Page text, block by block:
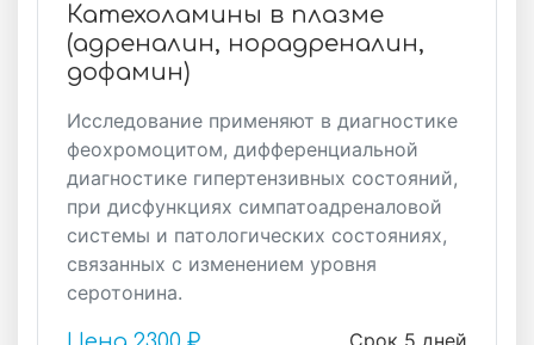
Катехоламины в плазме
(адреналин, норадреналин,
дофамин)
Исследование применяют в диагностике
феохромоцитом, дифференциальной
диагностике гипертензивных состояний,
при дисфункциях симпатоадреналовой
системы и патологических состояниях,
связанных с изменением уровня
серотонина.
Срок 5 дней